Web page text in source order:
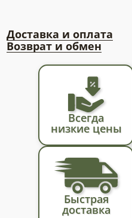
Доставка и оплата
Возврат и обмен
Всегда
низкие цены
Быстрая
доставка